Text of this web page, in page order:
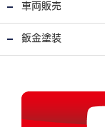
車両販売
鈑金塗装